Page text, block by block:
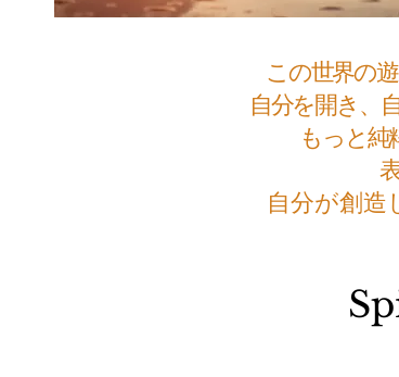
この世界の
自分を開き、​
もっと
自分が創造